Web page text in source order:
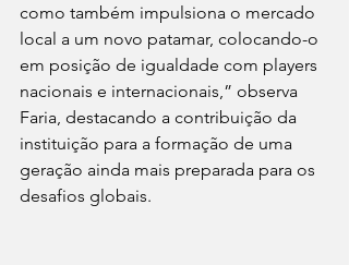
como também impulsiona o mercado
local a um novo patamar, colocando-o
em posição de igualdade com players
nacionais e internacionais,” observa
Faria, destacando a contribuição da
instituição para a formação de uma
geração ainda mais preparada para os
desafios globais.